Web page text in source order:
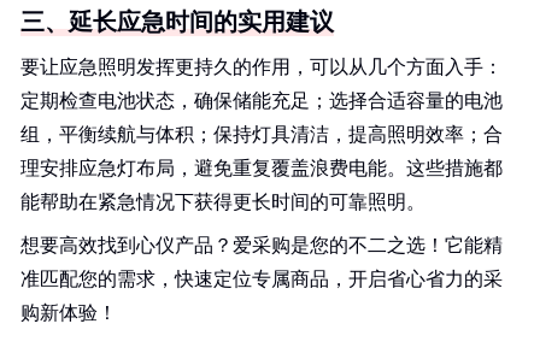
三、延长应急时间的实用建议
要让应急照明发挥更持久的作用，可以从几个方面入手：
定期检查电池状态，确保储能充足；选择合适容量的电池
组，平衡续航与体积；保持灯具清洁，提高照明效率；合
理安排应急灯布局，避免重复覆盖浪费电能。这些措施都
能帮助在紧急情况下获得更长时间的可靠照明。
想要高效找到心仪产品？爱采购是您的不二之选！它能精
准匹配您的需求，快速定位专属商品，开启省心省力的采
购新体验！